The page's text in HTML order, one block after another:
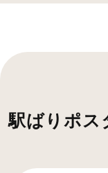
駅ばりポス